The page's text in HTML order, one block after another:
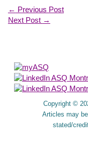
← Previous Post
Next Post →
Copyright ©
Articles may
stated/